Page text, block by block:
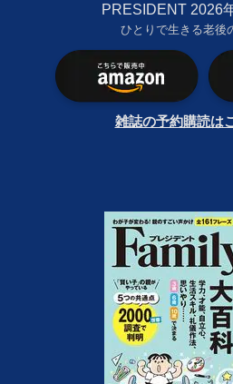
PRESIDENT 2026
ひとりで生きる老後
雑誌の予約購読は